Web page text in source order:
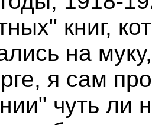
книг,
на
я сам
чуть ли